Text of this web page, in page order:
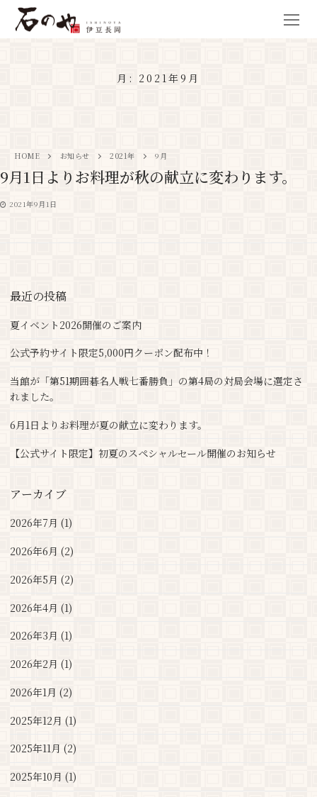
月: 2021年9月
HOME お知らせ 2021年 9月
9月1日よりお料理が秋の献立に変わります。
2021年9月1日
最近の投稿
夏イベント2026開催のご案内
公式予約サイト限定5,000円クーポン配布中！
当館が「第51期囲碁名人戦七番勝負」の第4局の対局会場に選定さ
れました。
6月1日よりお料理が夏の献立に変わります。
【公式サイト限定】初夏のスペシャルセール開催のお知らせ
アーカイブ
2026年7月 (1)
2026年6月 (2)
2026年5月 (2)
2026年4月 (1)
2026年3月 (1)
2026年2月 (1)
2026年1月 (2)
2025年12月 (1)
2025年11月 (2)
2025年10月 (1)